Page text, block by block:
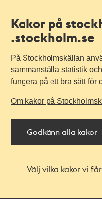
Kakor på
.stockholm.se
På Stockholmskällan
sammanställa statistik
fungera på ett bra sätt för
Om kakor på
Godkänn alla kakor
Välj vilka kakor vi